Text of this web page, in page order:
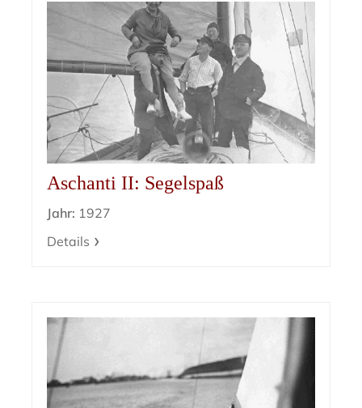
Aschanti II: Segelspaß
Jahr: 1927
Details